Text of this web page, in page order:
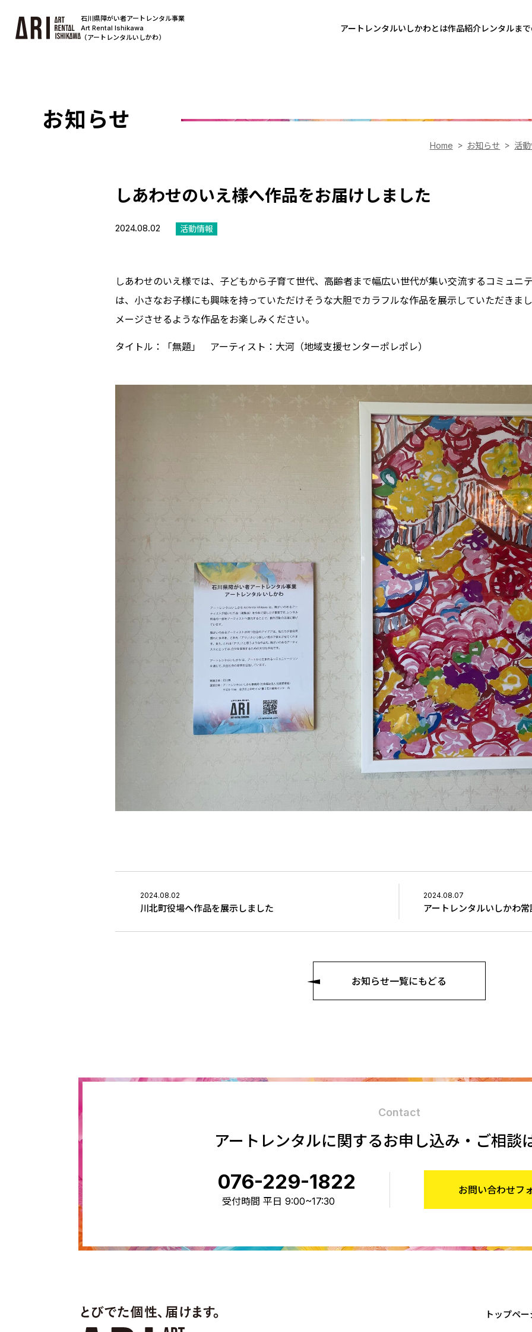
石川県障がい者アートレンタル事業
Art Rental Ishikawa
（アートレンタルいしかわ）
アートレンタルいしかわとは作品紹介レンタルま
お知らせ
Home お知らせ 活
しあわせのいえ様へ作品をお届けしました
2024.08.02 活動情報
しあわせのいえ様では、子どもから子育て世代、高齢者まで幅広い世代が集い交流するコミュニ
は、小さなお子様にも興味を持っていただけそうな大胆でカラフルな作品を展示していただきま
メージさせるような作品をお楽しみください。
タイトル：「無題」 アーティスト：大河（地域支援センターポレポレ）
2024.08.02
川北町役場へ作品を展示しました
2024.08.07
アートレンタルいしかわ
お知らせ一覧にもどる
Contact
アートレンタルに関するお申し込み・ご相談
076-229-1822
受付時間 平日 9:00~17:30
お問い合わせフ
トップペー